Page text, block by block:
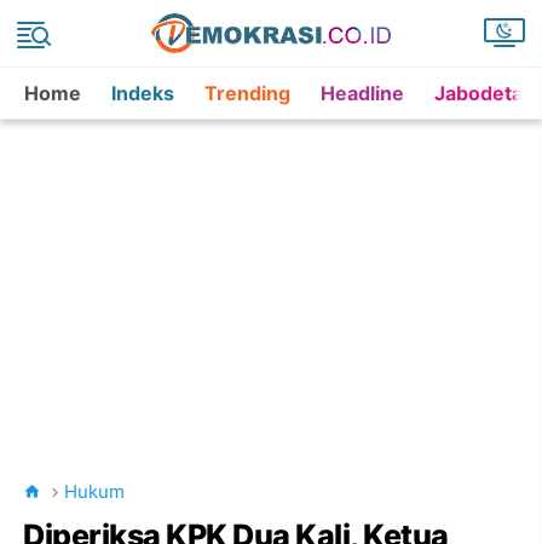
Home Indeks Trending Headline
Hukum
Diperiksa KPK Dua Kali, Ketua